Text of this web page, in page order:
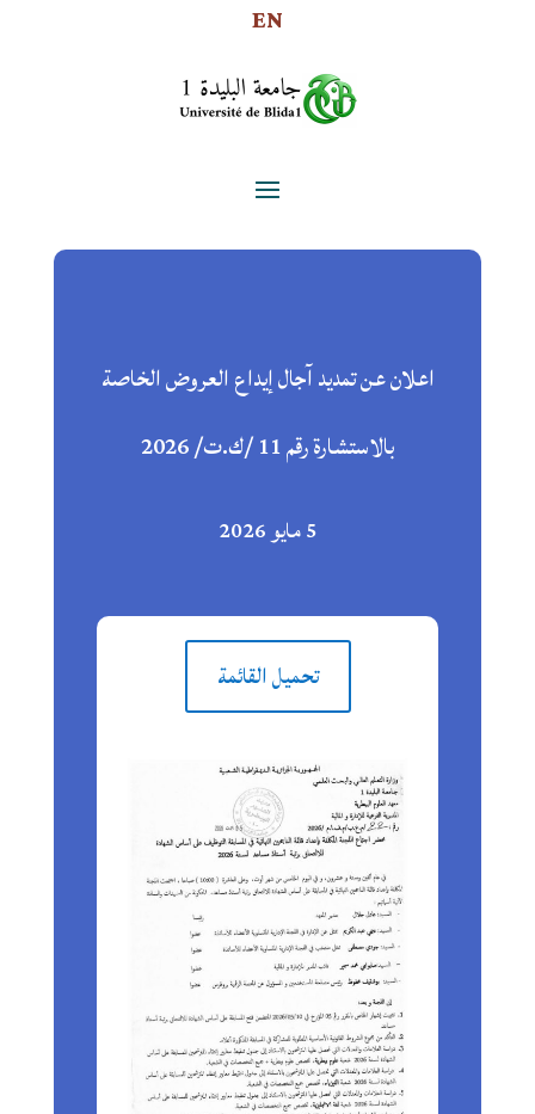
EN
اعلان عن تمديد آجال إيداع العروض الخاصة
بالاستشارة رقم 11 /ك.ت/ 2026
5 مايو 2026
تحميل القائمة